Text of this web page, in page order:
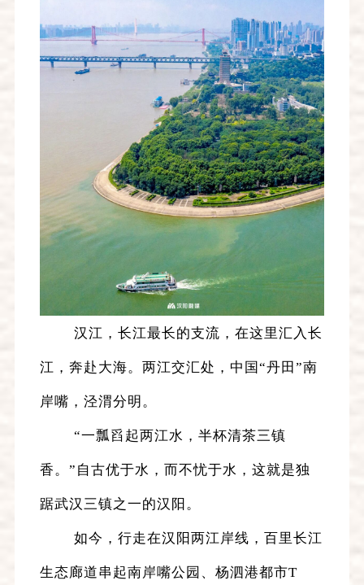
汉江，长江最长的支流，在这里汇入长
江，奔赴大海。两江交汇处，中国“丹田”南
岸嘴，泾渭分明。
“一瓢舀起两江水，半杯清茶三镇
香。”自古优于水，而不忧于水，这就是独
踞武汉三镇之一的汉阳。
如今，行走在汉阳两江岸线，百里长江
生态廊道串起南岸嘴公园、杨泗港都市T